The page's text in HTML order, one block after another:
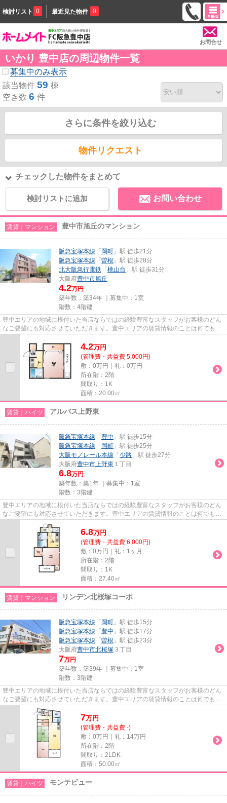
検討リスト 0 最近見た物件 0
お問合せ
いかり 豊中店の周辺物件一覧
募集中のみ表示
該当物件 59 棟
空き数 6 件
さらに条件を絞り込む
物件リクエスト
チェックした物件をまとめて
検討リストに追加 お問い合わせ
賃貸｜マンション 豊中市旭丘のマンション
阪急宝塚本線 「 岡町 」駅 徒歩21分
阪急宝塚本線 「 曽根 」駅 徒歩28分
北大阪急行電鉄 「 桃山台 」駅 徒歩31分
大阪府豊中市旭丘
4.2万円
築年数：築34年 ｜募集中： 1室
階数：4階建
豊中エリアの地域に根付いた当店ならではの経験豊富なスタッフがお客様のどん
なご要望にも対応させていただきます。豊中エリアの賃貸情報のことは何でもお
4.2万円
(管理費・共益費 5,000円)
敷：0万円｜礼：0万円
所在階：2階
間取り：1K
面積：20.00㎡
賃貸｜ハイツ アルバス上野東
阪急宝塚本線 「 豊中 」駅 徒歩15分
阪急宝塚本線 「 岡町 」駅 徒歩25分
大阪モノレール本線 「 少路 」駅 徒歩27分
大阪府豊中市上野東 １丁目
6.8万円
築年数：築1年 ｜募集中： 1室
階数：3階建
豊中エリアの地域に根付いた当店ならではの経験豊富なスタッフがお客様のどん
なご要望にも対応させていただきます。豊中エリアの賃貸情報のことは何でもお
気軽にご相談ください。一生...
6.8万円
(管理費・共益費 6,000円)
敷：0万円｜礼：1ヶ月
所在階：2階
間取り：1K
面積：27.40㎡
賃貸｜マンション リンデン北桜塚コーポ
阪急宝塚本線 「 岡町 」駅 徒歩15分
阪急宝塚本線 「 豊中 」駅 徒歩17分
阪急宝塚本線 「 曽根 」駅 徒歩23分
大阪府豊中市北桜塚 ３丁目
7万円
築年数：築39年 ｜募集中： 1室
階数：3階建
豊中エリアの地域に根付いた当店ならではの経験豊富なスタッフがお客様のどん
なご要望にも対応させていただきます。豊中エリアの賃貸情報のことは何でもお
気軽にご相談ください。一生...
7万円
(管理費・共益費 -)
敷：0万円｜礼：14万円
所在階：2階
間取り：2LDK
面積：50.00㎡
賃貸｜ハイツ モンテビュー